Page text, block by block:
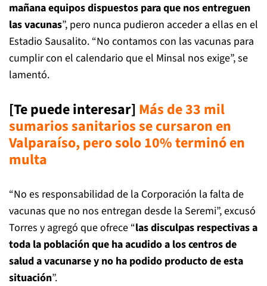
mañana equipos dispuestos para que nos entreguen
las vacunas”, pero nunca pudieron acceder a ellas en el
Estadio Sausalito. “No contamos con las vacunas para
cumplir con el calendario que el Minsal nos exige”, se
lamentó.
[Te puede interesar] Más de 33 mil
sumarios sanitarios se cursaron en
Valparaíso, pero solo 10% terminó en
multa
“No es responsabilidad de la Corporación la falta de
vacunas que no nos entregan desde la Seremi”, excusó
Torres y agregó que ofrece “las disculpas respectivas a
toda la población que ha acudido a los centros de
salud a vacunarse y no ha podido producto de esta
situación”.